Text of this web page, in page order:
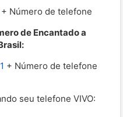
+ Número de telefone
de Encantado a
+ Número de telefone
seu telefone VIVO: